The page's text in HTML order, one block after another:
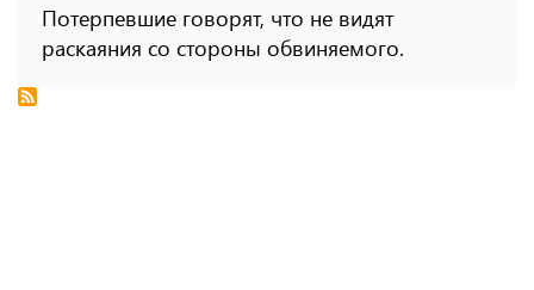
Потерпевшие говорят, что не видят
раскаяния со стороны обвиняемого.